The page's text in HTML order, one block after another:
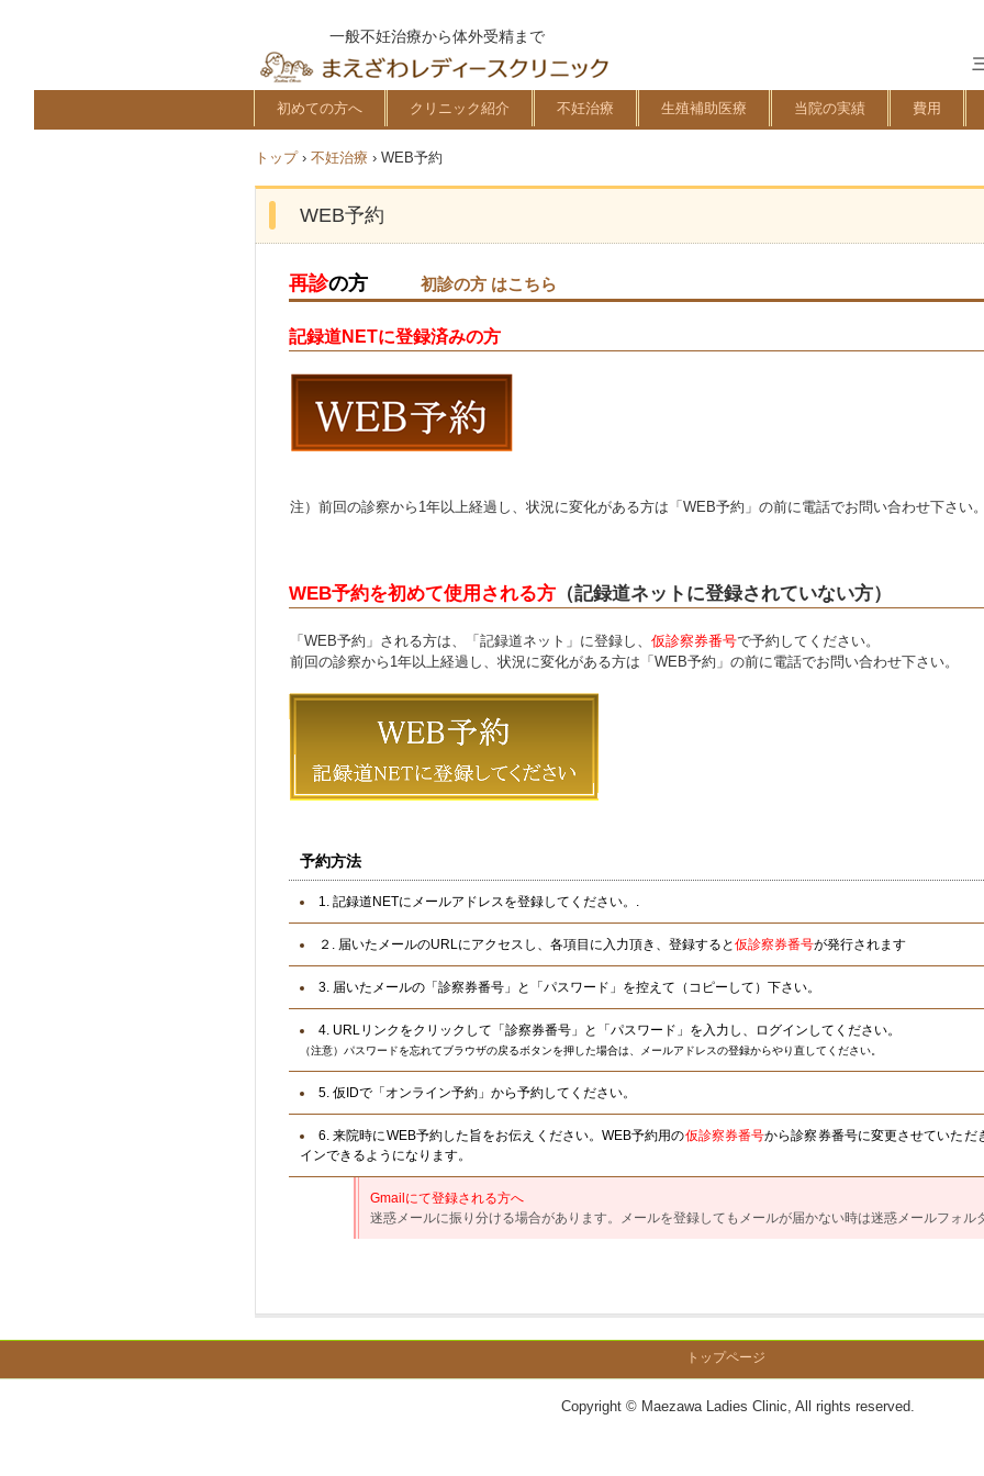
一般不妊治療から体外受精まで
初めての方へ クリニック紹介 不妊治療 生殖補助医療 当院の実績 費用
トップ › 不妊治療 › WEB予約
WEB予約
再診の方 初診の方 はこちら
記録道NETに登録済みの方
注）前回の診察から1年以上経過し、状況に変化がある方は「WEB予約」の前に電話でお問い合わせ下さい
WEB予約を初めて使用される方 （記録道ネットに登録されていない方）
「WEB予約」される方は、「記録道ネット」に登録し、仮診察券番号で予約してください。
前回の診察から1年以上経過し、状況に変化がある方は「WEB予約」の前に電話でお問い合わせ下さい。
予約方法
1. 記録道NETにメールアドレスを登録してください。.
２. 届いたメールのURLにアクセスし、各項目に入力頂き、登録すると仮診察券番号が発行されます
3. 届いたメールの「診察券番号」と「パスワード」を控えて（コピーして）下さい。
4. URLリンクをクリックして「診察券番号」と「パスワード」を入力し、ログインしてください。
（注意）パスワードを忘れてブラウザの戻るボタンを押した場合は、メールアドレスの登録からやり直してください。
5. 仮IDで「オンライン予約」から予約してください。
6. 来院時にWEB予約した旨をお伝えください。WEB予約用の仮診察券番号から診察券番号に変更させていただ
インできるようになります。
Gmail にて登録される方へ
迷惑メールに振り分ける場合があります。メールを登録してもメールが届かない時は迷惑メールフォル
トップページ
Copyright © Maezawa Ladies Clinic, All rights reserved.